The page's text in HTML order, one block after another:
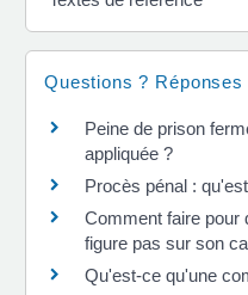
Questions ? Réponses
Peine de prison
appliquée ?
Procès pénal :
Comment faire pour
figure pas sur son
Qu'est-ce qu'une